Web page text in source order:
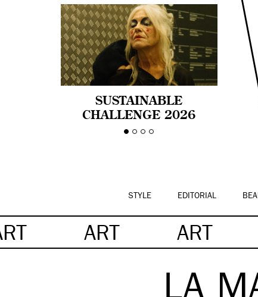
SUSTAINABLE
CHALLENGE 2026
CELEBRA LA
STYLE EDITORIAL
ART ART